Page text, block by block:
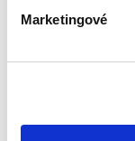
Marketingové
situace,